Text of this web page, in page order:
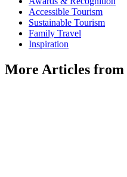
Accessible Tourism
Sustainable Tourism
Family Travel
Inspiration
More Articles from